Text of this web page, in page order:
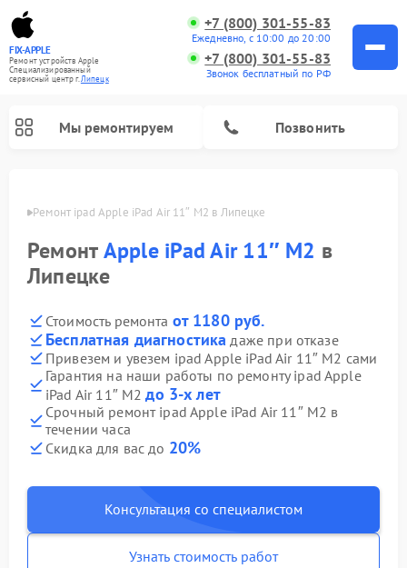
FIX-APPLE
Ремонт устройств Apple
Специализированный
cервисный центр г.Липецк
+7 (800) 301-55-83
Ежедневно, с 10:00 до 20:00
+7 (800) 301-55-83
Звонок бесплатный по РФ
Мы ремонтируем Позвонить
Ремонт ipad Apple iPad Air 11″ M2 в Липецке
РемонтApple iPad Air 11″ M2 в
Липецке
Стоимость ремонта от 1180 руб.
Бесплатная диагностика даже при отказе
Привезем и увезем ipad Apple iPad Air 11″ M2 сами
Гарантия на наши работы по ремонту ipad Apple
iPad Air 11″ M2до 3-х лет
Срочный ремонт ipad Apple iPad Air 11″ M2 в
течении часа
Скидка для вас до 20%
Консультация со специалистом
Узнать стоимость работ